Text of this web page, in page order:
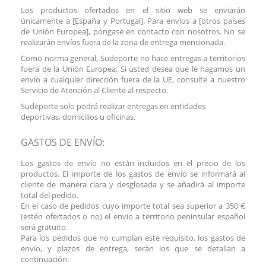
Los productos ofertados en el sitio web se enviarán
únicamente a [España y Portugal]. Para envíos a [otros países
de Unión Europea], póngase en contacto con nosotros. No se
realizarán envíos fuera de la zona de entrega mencionada.
Como norma general, Sudeporte no hace entregas a territorios
fuera de la Unión Europea. Si usted desea que le hagamos un
envío a cualquier dirección fuera de la UE, consulte a nuestro
Servicio de Atención al Cliente al respecto.
Sudeporte solo podrá realizar entregas en entidades
deportivas, domicilios u oficinas.
GASTOS DE ENVÍO:
Los gastos de envío no están incluidos en el precio de los
productos. El importe de los gastos de envío se informará al
cliente de manera clara y desglosada y se añadirá al importe
total del pedido.
En el caso de pedidos cuyo importe total sea superior a 350 €
(estén ofertados o no) el envío a territorio peninsular español
será gratuito.
Para los pedidos que no cumplan este requisito, los gastos de
envío, y plazos de entrega, serán los que se detallan a
continuación: